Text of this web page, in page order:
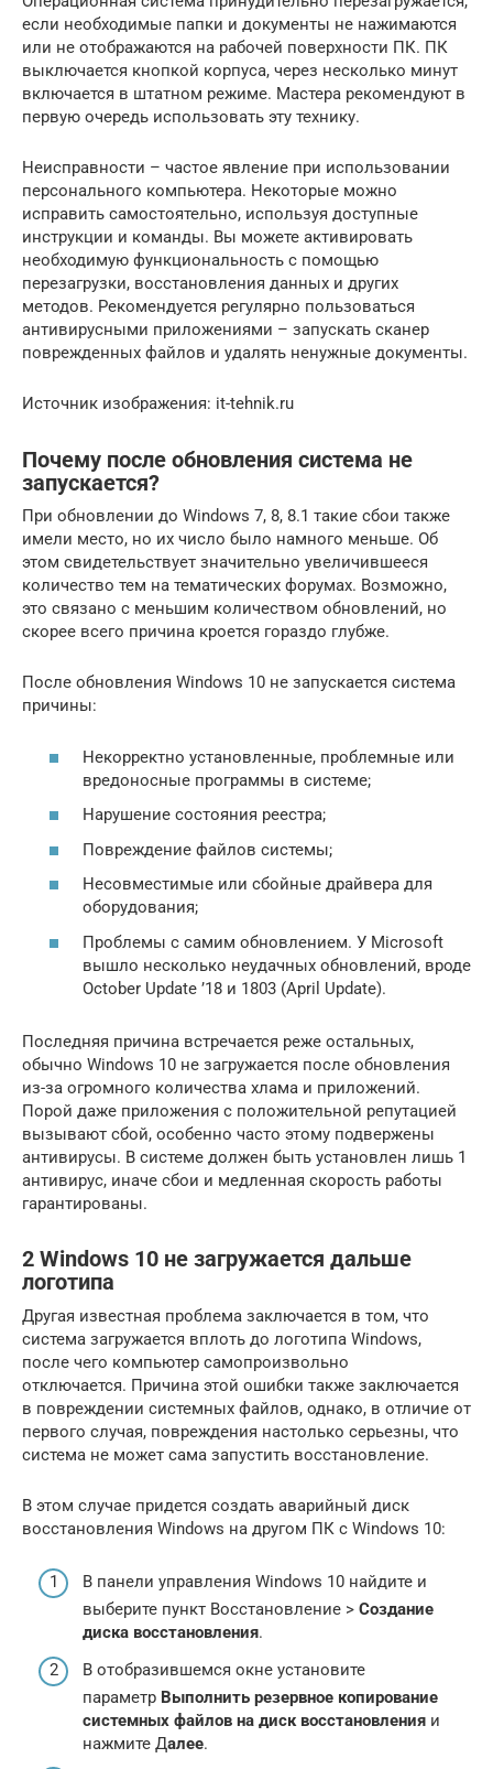
если необходимые папки и документы не нажимаются
или не отображаются на рабочей поверхности ПК. ПК
выключается кнопкой корпуса, через несколько минут
включается в штатном режиме. Мастера рекомендуют в
первую очередь использовать эту технику.
Неисправности – частое явление при использовании
персонального компьютера. Некоторые можно
исправить самостоятельно, используя доступные
инструкции и команды. Вы можете активировать
необходимую функциональность с помощью
перезагрузки, восстановления данных и других
методов. Рекомендуется регулярно пользоваться
антивирусными приложениями – запускать сканер
поврежденных файлов и удалять ненужные документы.
Источник изображения: it-tehnik.ru
Почему после обновления система не
запускается?
При обновлении до Windows 7, 8, 8.1 такие сбои также
имели место, но их число было намного меньше. Об
этом свидетельствует значительно увеличившееся
количество тем на тематических форумах. Возможно,
это связано с меньшим количеством обновлений, но
скорее всего причина кроется гораздо глубже.
После обновления Windows 10 не запускается система
причины:
Некорректно установленные, проблемные или
вредоносные программы в системе;
Нарушение состояния реестра;
Повреждение файлов системы;
Несовместимые или сбойные драйвера для
оборудования;
Проблемы с самим обновлением. У Microsoft
вышло несколько неудачных обновлений, вроде
October Update ’18 и 1803 (April Update).
Последняя причина встречается реже остальных,
обычно Windows 10 не загружается после обновления
из-за огромного количества хлама и приложений.
Порой даже приложения с положительной репутацией
вызывают сбой, особенно часто этому подвержены
антивирусы. В системе должен быть установлен лишь 1
антивирус, иначе сбои и медленная скорость работы
гарантированы.
2 Windows 10 не загружается дальше
логотипа
Другая известная проблема заключается в том, что
система загружается вплоть до логотипа Windows,
после чего компьютер самопроизвольно
отключается. Причина этой ошибки также заключается
в повреждении системных файлов, однако, в отличие от
первого случая, повреждения настолько серьезны, что
система не может сама запустить восстановление.
В этом случае придется создать аварийный диск
восстановления Windows на другом ПК с Windows 10:
В панели управления Windows 10 найдите и
выберите пункт Восстановление > Создание
диска восстановления.
В отобразившемся окне установите
параметр Выполнить резервное копирование
системных файлов на диск восстановления и
нажмите Далее.